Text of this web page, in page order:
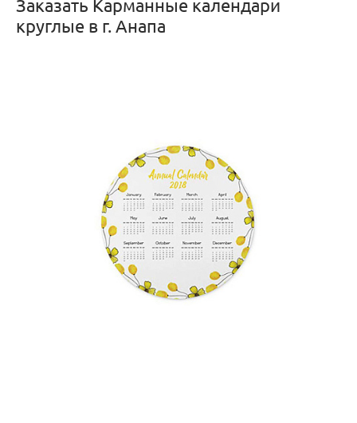
Заказать Карманные календари
круглые в г. Анапа